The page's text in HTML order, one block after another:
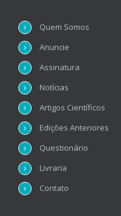
Quem Somos
Anuncie
Assinatura
Notícias
Artigos Científicos
Edições Anteriores
Questionário
Livraria
Contato